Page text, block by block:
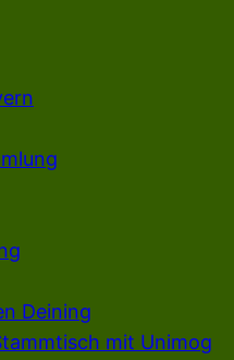
Deining
mit Unimog